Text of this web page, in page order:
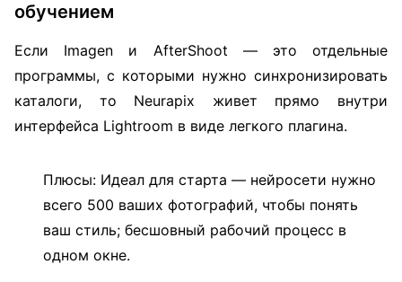
обучением
Если Imagen и AfterShoot — это отдельные
программы, с которыми нужно синхронизировать
каталоги, то Neurapix живет прямо внутри
интерфейса Lightroom в виде легкого плагина.
Плюсы: Идеал для старта — нейросети нужно
всего 500 ваших фотографий, чтобы понять
ваш стиль; бесшовный рабочий процесс в
одном окне.